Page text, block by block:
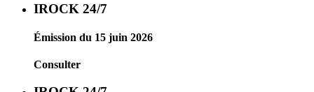
IROCK 24/7
Émission du 15 juin 2026
Consulter